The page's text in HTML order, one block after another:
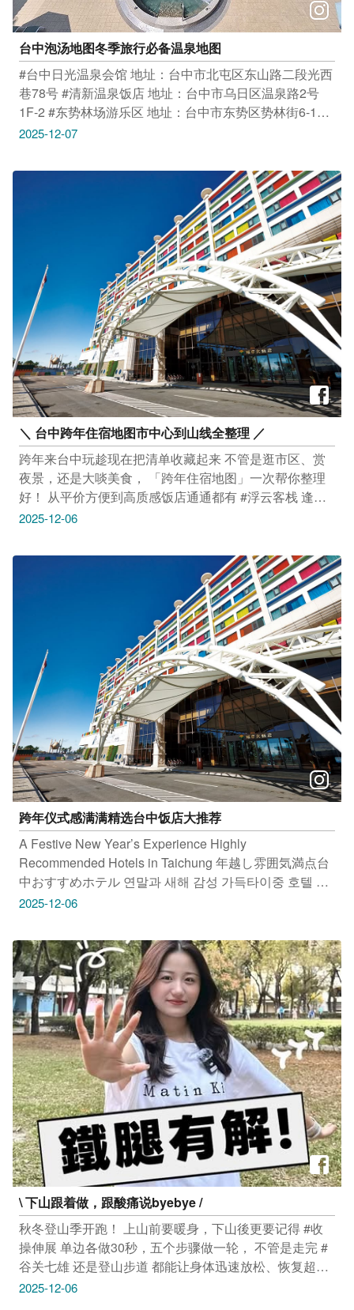
感受多元文化气息 与拥有百年历史的谷关温泉 地址：台
中市和平区东关路一段温泉巷6号 时间：24HR
台中泡汤地图冬季旅行必备温泉地图
#台中日光温泉会馆 地址：台中市北屯区东山路二段光西
巷78号 #清新温泉饭店 地址：台中市乌日区温泉路2号
1F-2 #东势林场游乐区 地址：台中市东势区势林街6-1号
#谷关温泉饭店 地址：台中市和平区东关路一段温泉巷6
有机会让你的美照在大玩台中FB、IG、微博及台中观光
旅游网上曝光喔！ #taichungtravels #travel #scenery
#Landscape #taiwan #taichung #discovertaichung #여
행 #풍경 #観光 #旅行 #风景 #台中 #大玩台中 #台中景点
#打卡景点 #台中风景 #台中旅游
2025-12-07
＼ 台中跨年住宿地图市中心到山线全整理 ／
跨年来台中玩趁现在把清单收藏起来 不管是逛市区、赏
夜景，还是大啖美食， 「跨年住宿地图」一次帮你整理
好！ 从平价方便到高质感饭店通通都有 #浮云客栈 逢甲
巷弄里的智慧绿建筑旅馆 低调却超有质感！房间还能看
照、住宿一次满足！ 地址：台中市西屯区西安街277巷
59号 时间：24HR #长荣桂冠酒店 低调奢华房间宽敞，
舒适又有质感的首选！ 亲子设施除了图书馆还有小朋友
专属游戏区 大人放松、小孩玩得开心，跨年也能全家满
意 地址：台中市西屯区台湾大道二段666号 时间：24HR
感谢店家 长荣桂冠酒店 提供授权美照 #永丰栈酒店 房间
大又舒适，地点超方便、生活机能强 小朋友有专属游乐
场，放电不怕吵 地点便利，逛街、跨年活动通通方便走
路到 地址：台中市西屯区台湾大道二段689号 时间：
24HR #丽宝福容大饭店 坐落在全台最大丽宝乐园渡假区
内 走出饭店就是乐园＋OUTLET，一站式满足全家需求
当天还有演唱会表演以及烟火秀 跨年带全家来这里，轻
松度假又热闹满分 地址：台中市后里区福容路88号 时
间：24HR
2025-12-06
跨年仪式感满满精选台中饭店大推荐
A Festive New Year’s Experience Highly
Recommended Hotels in Taichung 年越し雰囲気満点台
中おすすめホテル 연말과 새해 감성 가득타이중 호텔 대
추천 #浮云客栈 地址：台中市西屯区西安街277巷59号 #
永丰栈酒店 地址：台中市西屯区台湾大道二段689号 #丽
宝福容大饭店 地址：台中市后里区福容路88号 感谢店家
丽宝福容大饭店、长荣桂冠酒店 提供授权美照 只要
Tag@taichungtravels 就有机会让你的美照在大玩台中
FB、IG、微博及台中观光旅游网上曝光喔！
#taichungtravels #travel #scenery #Landscape #taiwan
#taichung #discovertaichung #여행 #풍경 #観光 #旅行 #
风景 #台中 #大玩台中 #台中景点 #打卡景点 #台中风景 #
台中旅游
2025-12-06
\ 下山跟着做，跟酸痛说byebye /
秋冬登山季开跑！ 上山前要暖身，下山後更要记得 #收
操伸展 单边各做30秒，五个步骤做一轮， 不管是走完 #
谷关七雄 还是登山步道 都能让身体迅速放松、恢复超有
感٩(๑•̀ω•́๑)۶ 更多缓解酸痛妙招：位於和平区的 #谷关温
2025-12-06